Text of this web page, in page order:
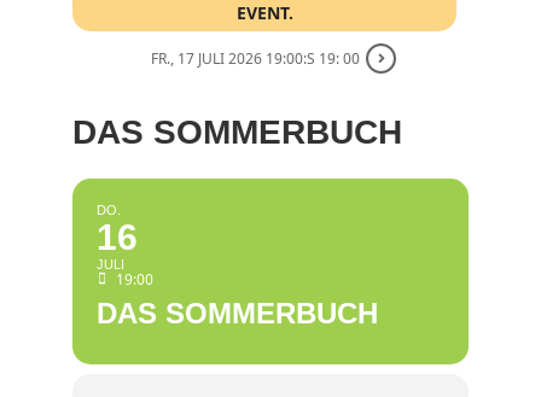
EVENT.
FR., 17 JULI 2026 19:00:S 19: 00
DAS SOMMERBUCH
DO.
16
JULI
19:00
DAS SOMMERBUCH